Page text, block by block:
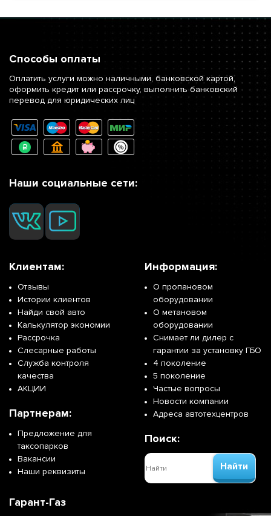
Способы оплаты
Оплатить услуги можно наличными, банковской картой,
оформить кредит или рассрочку, выполнить банковский
перевод для юридических лиц
Наши социальные сети:
Клиентам:
Отзывы
Истории клиентов
Найди свой авто
Калькулятор экономии
Рассрочка
Слесарные работы
Служба контроля
качества
АКЦИИ
Партнерам:
Предложение для
таксопарков
Вакансии
Наши реквизиты
Информация:
О пропановом
оборудовании
О метановом
оборудовании
Снимает ли дилер с
гарантии за установку ГБО
4 поколение
5 поколение
Частые вопросы
Новости компании
Адреса автотехцентров
Поиск:
Найти
Гарант-Газ